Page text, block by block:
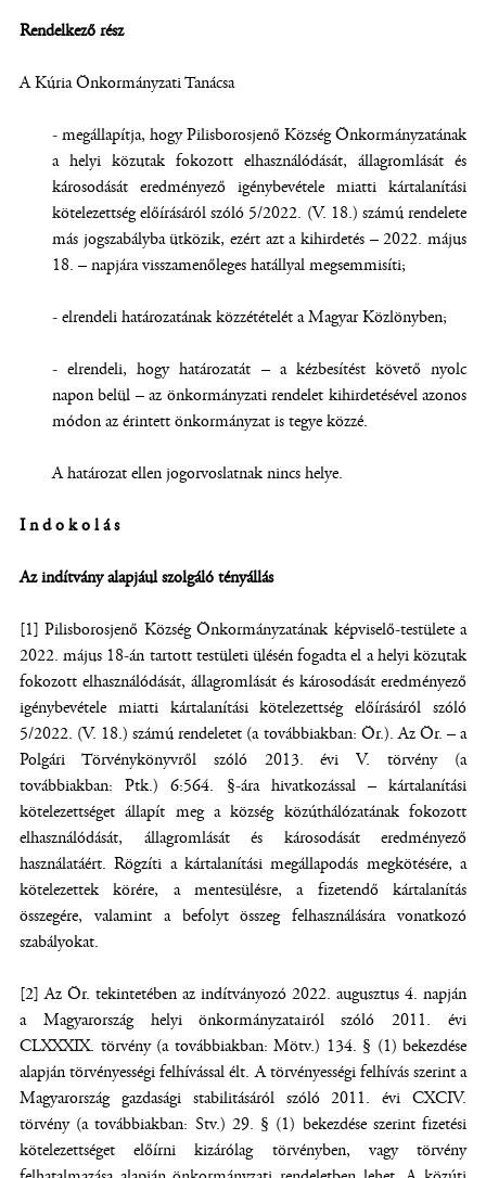
Rendelkező rész
A Kúria Önkormányzati Tanácsa
- megállapítja, hogy Pilisborosjenő Község Önkormányzatának
a helyi közutak fokozott elhasználódását, állagromlását és
károsodását eredményező igénybevétele miatti kártalanítási
kötelezettség előírásáról szóló 5/2022. (V. 18.) számú rendelete
más jogszabályba ütközik, ezért azt a kihirdetés – 2022. május
18. – napjára visszamenőleges hatállyal megsemmisíti;
- elrendeli határozatának közzétételét a Magyar Közlönyben;
- elrendeli, hogy határozatát – a kézbesítést követő nyolc
napon belül – az önkormányzati rendelet kihirdetésével azonos
módon az érintett önkormányzat is tegye közzé.
A határozat ellen jogorvoslatnak nincs helye.
Indokolás
Az indítvány alapjául szolgáló tényállás
[1] Pilisborosjenő Község Önkormányzatának képviselő-testülete a
2022. május 18-án tartott testületi ülésén fogadta el a helyi közutak
fokozott elhasználódását, állagromlását és károsodását eredményező
igénybevétele miatti kártalanítási kötelezettség előírásáról szóló
5/2022. (V. 18.) számú rendeletet (a továbbiakban: Ör.). Az Ör. – a
Polgári Törvénykönyvről szóló 2013. évi V. törvény (a
továbbiakban: Ptk.) 6:564. §-ára hivatkozással – kártalanítási
kötelezettséget állapít meg a község közúthálózatának fokozott
elhasználódását, állagromlását és károsodását eredményező
használatáért. Rögzíti a kártalanítási megállapodás megkötésére, a
kötelezettek körére, a mentesülésre, a fizetendő kártalanítás
összegére, valamint a befolyt összeg felhasználására vonatkozó
szabályokat.
[2] Az Ör. tekintetében az indítványozó 2022. augusztus 4. napján
a Magyarország helyi önkormányzatairól szóló 2011. évi
CLXXXIX. törvény (a továbbiakban: Mötv.) 134. § (1) bekezdése
alapján törvényességi felhívással élt. A törvényességi felhívás szerint a
Magyarország gazdasági stabilitásáról szóló 2011. évi CXCIV.
törvény (a továbbiakban: Stv.) 29. § (1) bekezdése szerint fizetési
kötelezettséget előírni kizárólag törvényben, vagy törvény